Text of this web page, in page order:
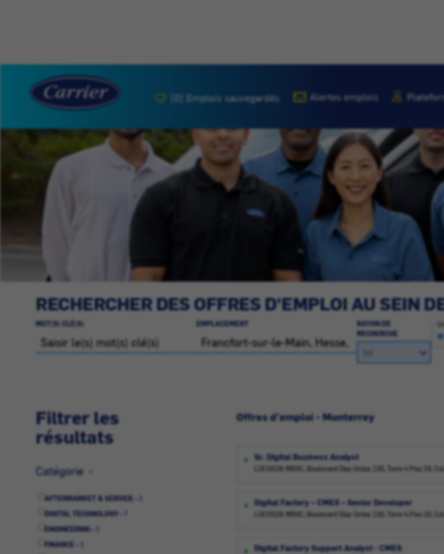
[0] Emplois sauvegardés Alertes emplois
RECHERCHER DES OFFRES D'EMPLOI AU SEIN
MOT(S) CLÉ(S) EMPLACEMENT
RAYON DE
RECHERCHE
Filtrer les
résultats
Catégorie
AFTERMARKET & SERVICE -
DIGITAL TECHNOLOGY -
ENGINEERING -
FINANCE -
Offres d'emploi - Monterrey
Sr. Digital Business Analyst
LOC5028: MSSC, Boulevard Díaz Ordaz 130, Torre 4 Piso 19,
Digital Factory – CMES – Senior Developer
LOC5028: MSSC, Boulevard Díaz Ordaz 130, Torre 4 Piso 19,
Digital Factory Support Analyst - CMES